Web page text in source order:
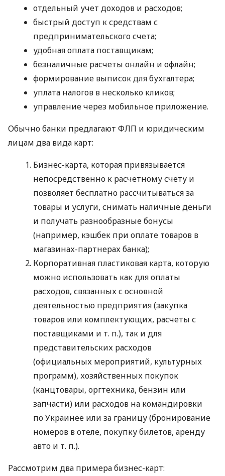
отдельный учет доходов и расходов;
быстрый доступ к средствам с
предпринимательского счета;
удобная оплата поставщикам;
безналичные расчеты онлайн и офлайн;
формирование выписок для бухгалтера;
уплата налогов в несколько кликов;
управление через мобильное приложение.
Обычно банки предлагают ФЛП и юридическим
лицам два вида карт:
Бизнес-карта, которая привязывается
непосредственно к расчетному счету и
позволяет бесплатно рассчитываться за
товары и услуги, снимать наличные деньги
и получать разнообразные бонусы
(например, кэшбек при оплате товаров в
магазинах-партнерах банка);
Корпоративная пластиковая карта, которую
можно использовать как для оплаты
расходов, связанных с основной
деятельностью предприятия (закупка
товаров или комплектующих, расчеты с
поставщиками и т. п.), так и для
представительских расходов
(официальных мероприятий, культурных
программ), хозяйственных покупок
(канцтовары, оргтехника, бензин или
запчасти) или расходов на командировки
по Украинее или за границу (бронирование
номеров в отеле, покупку билетов, аренду
авто и т. п.).
Рассмотрим два примера бизнес-карт: